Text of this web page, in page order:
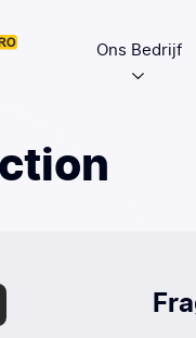
Ons Bedrijf